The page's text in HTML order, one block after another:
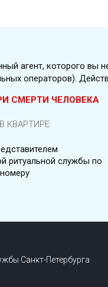
агент, которого
операторов).
СМЕРТИ ЧЕЛОВЕКА
В КВАРТИРЕ
ритуальной службы по
Санкт-Петербурга